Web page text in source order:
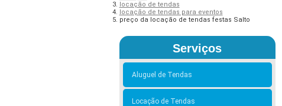
locação de tendas
locação de tendas para eventos
preço da locação de tendas festas Salto
Serviços
Aluguel de Tendas
Locação de Tendas